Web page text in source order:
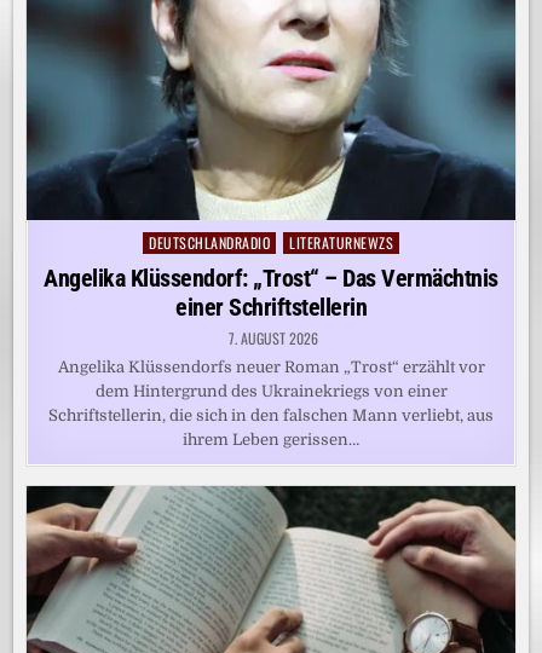
Posted
in
DEUTSCHLANDRADIO LITERATURNEWZS
Angelika Klüssendorf: „Trost“ – Das Vermächtnis
einer Schriftstellerin
7. AUGUST 2026
Angelika Klüssendorfs neuer Roman „Trost“ erzählt vor
dem Hintergrund des Ukrainekriegs von einer
Schriftstellerin, die sich in den falschen Mann verliebt, aus
ihrem Leben gerissen…